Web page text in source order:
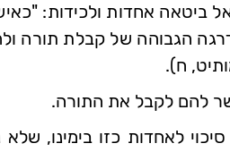
ביטאה אחדות ולכידות:
הגבוהה של קבלת תורה
ח).
להם לקבל את התורה.
לאחדות כזו בימינו,